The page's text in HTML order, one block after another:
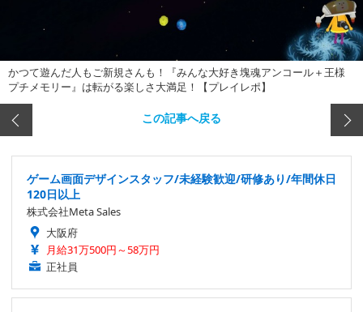
かつて遊んだ人もご新規さんも！『みんな大好き塊魂アンコール＋王様
プチメモリー』は転がる楽しさ大満足！【プレイレポ】
この記事へ戻る
ゲーム画面デザインスタッフ/未経験歓迎/研修あり/年間休日
120日以上
株式会社Meta Sales
大阪府
月給31万500円～58万円
正社員